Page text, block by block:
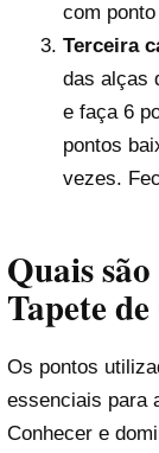
com
Terceira
das alças
e faça 6
pontos
vezes.
Quais
Tapete
Os pontos
essenciais para
Conhecer e